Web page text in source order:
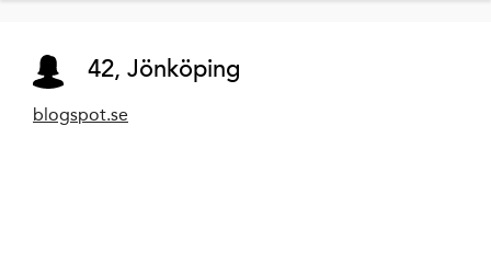
42, Jönköping
blogspot.se